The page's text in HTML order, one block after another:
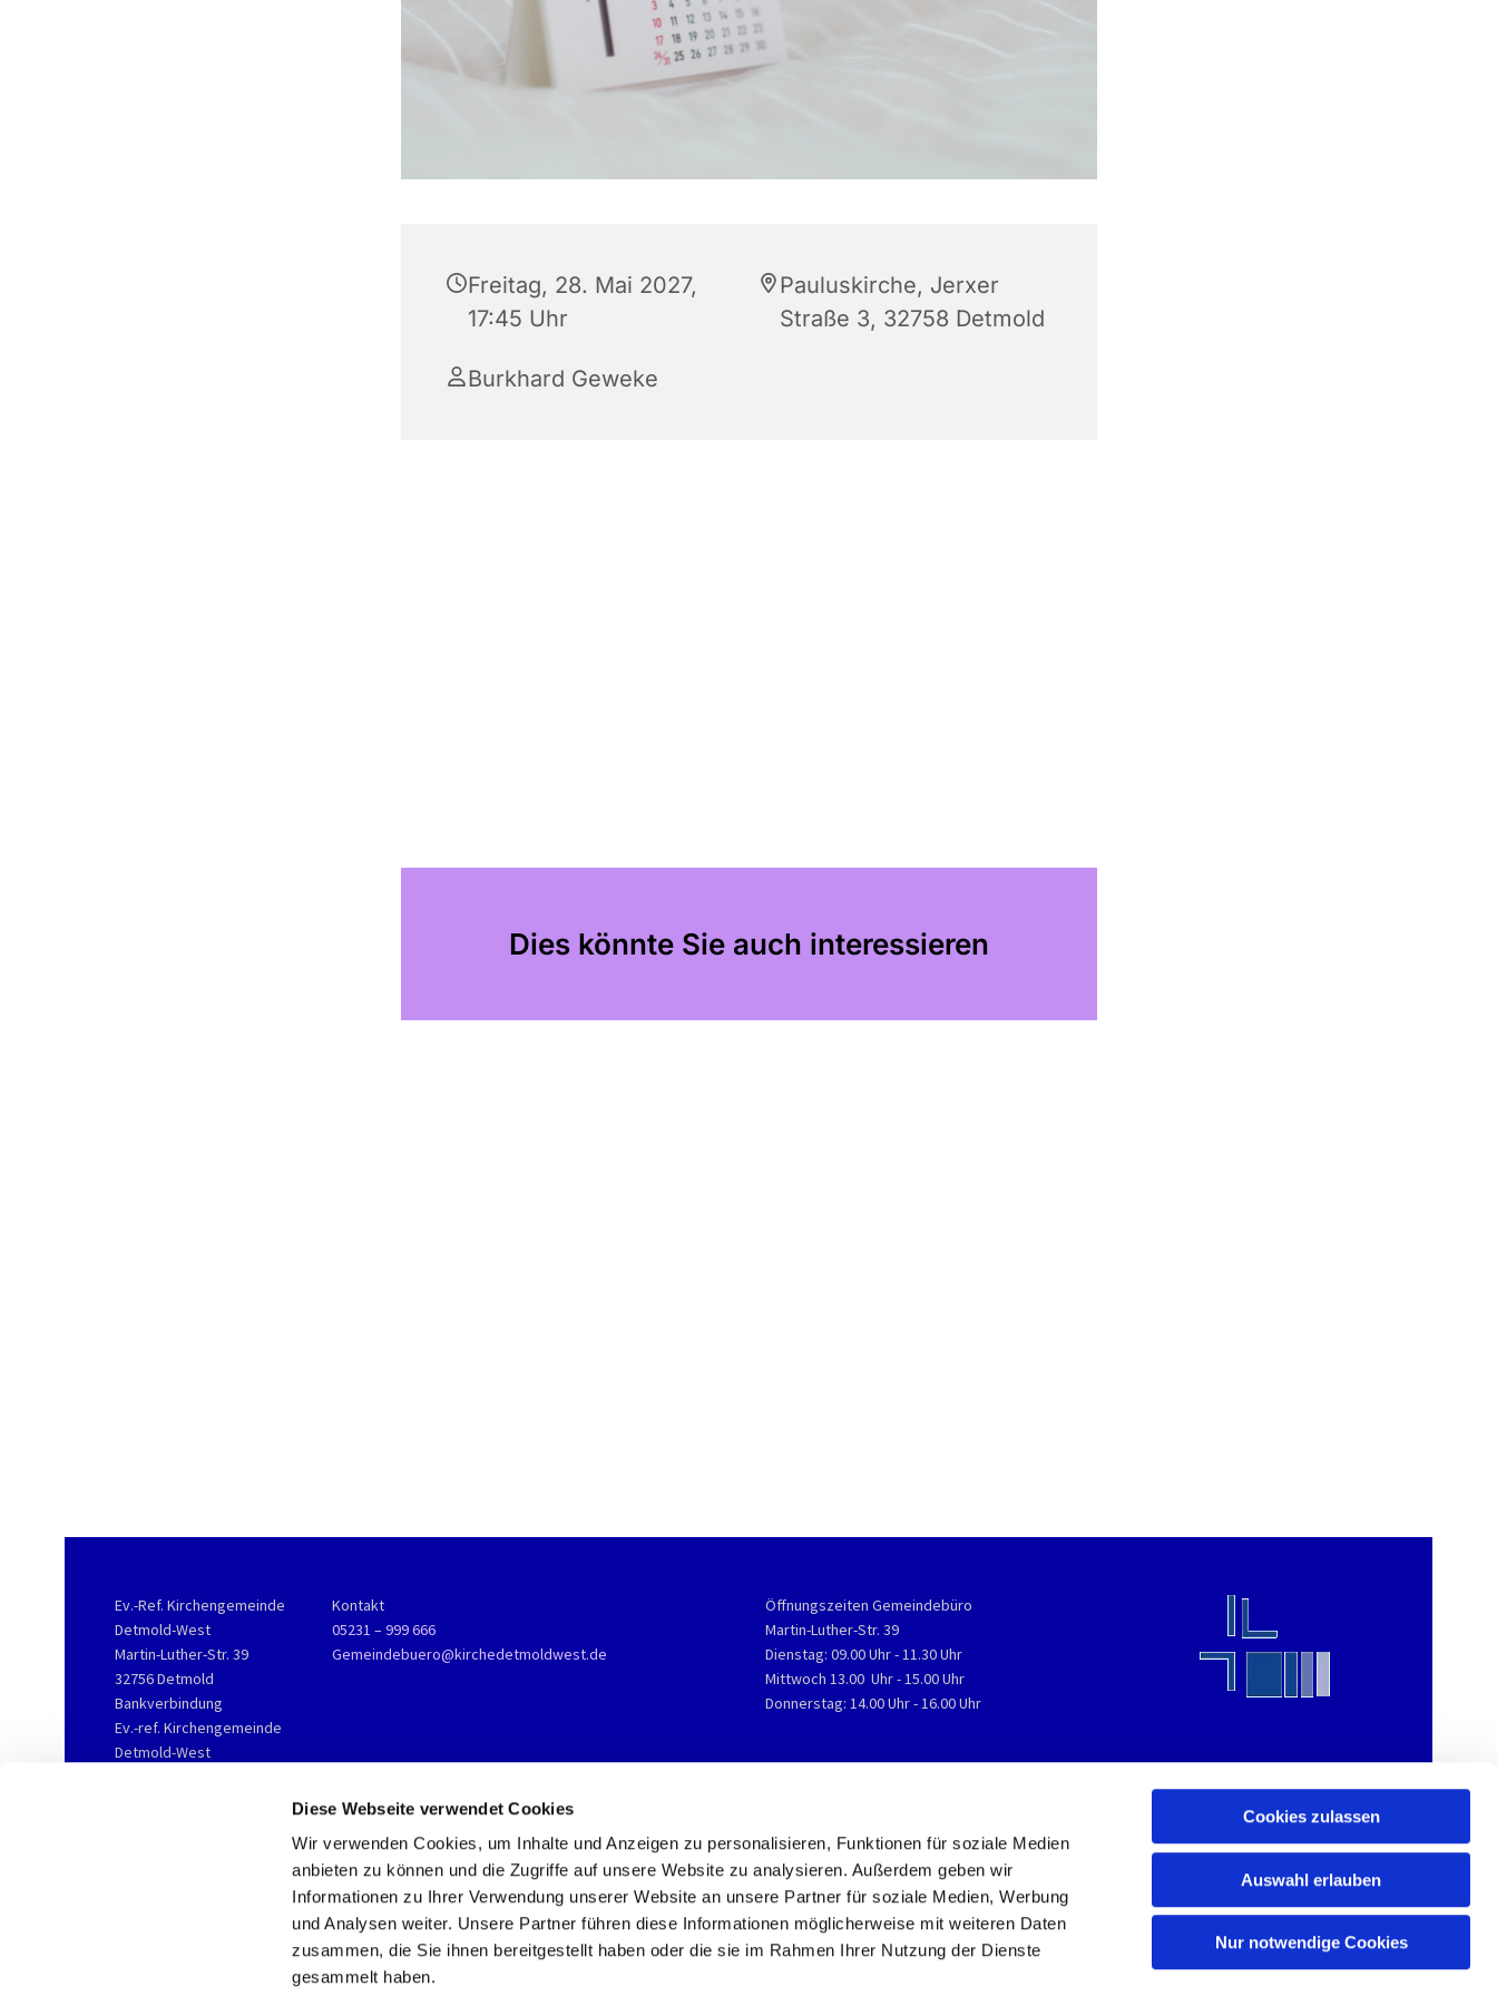
Diese Webseite verwendet Cookies
Wir verwenden Cookies, um Inhalte und Anzeigen zu personalisieren, Funktionen für soziale Medien
anbieten zu können und die Zugriffe auf unsere Website zu analysieren. Außerdem geben wir
Informationen zu Ihrer Verwendung unserer Website an unsere Partner für soziale Medien, Werbung
und Analysen weiter. Unsere Partner führen diese Informationen möglicherweise mit weiteren Daten
zusammen, die Sie ihnen bereitgestellt haben oder die sie im Rahmen Ihrer Nutzung der Dienste
gesammelt haben.
Cookies zulassen
Auswahl erlauben
Nur notwendige Cookies
Freitag, 28. Mai 2027,
17:45 Uhr
Pauluskirche, Jerxer
Straße 3, 32758 Detmold
Burkhard Geweke
Dies könnte Sie auch interessieren
Ev.-Ref. Kirchengemeinde
Detmold-West
Martin-Luther-Str. 39
32756 Detmold
Bankverbindung
Ev.-ref. Kirchengemeinde
Detmold-West
Kontakt
05231 – 999 666
Gemeindebuero@kirchedetmoldwest.de
Öffnungszeiten Gemeindebüro
Martin-Luther-Str. 39
Dienstag: 09.00 Uhr - 11.30 Uhr
Mittwoch 13.00 Uhr - 15.00 Uhr
Donnerstag: 14.00 Uhr - 16.00 Uhr
Impressum Datenschutzerklärung ChurchDesk-Login